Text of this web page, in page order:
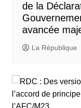
de la
avancée
La République